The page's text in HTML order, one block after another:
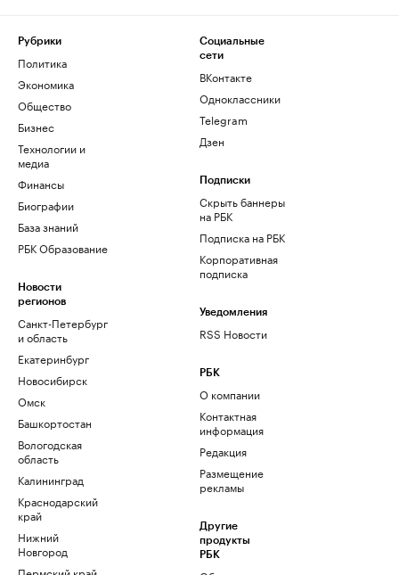
Рубрики
Политика
Экономика
Общество
Бизнес
Технологии и
медиа
Финансы
Биографии
База знаний
РБК Образование
Новости
регионов
Санкт-Петербург
и область
Екатеринбург
Новосибирск
Омск
Башкортостан
Вологодская
область
Калининград
Краснодарский
край
Нижний
Новгород
Социальные
сети
ВКонтакте
Одноклассники
Telegram
Дзен
Подписки
Скрыть баннеры
на РБК
Подписка на РБК
Корпоративная
подписка
Уведомления
RSS Новости
РБК
О компании
Контактная
информация
Редакция
Размещение
рекламы
Другие
продукты
РБК